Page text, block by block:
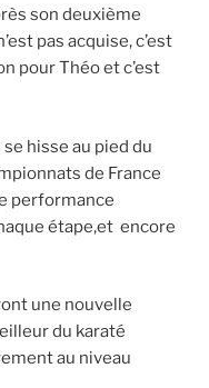
son deuxième
pas acquise, c’est
pour Théo et c’est
hisse au pied du
de France
performance
étape,et encore
une nouvelle
du karaté
au niveau